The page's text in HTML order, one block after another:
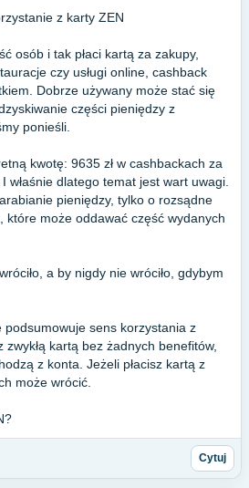
z karty ZEN
osób i tak płaci kartą za zakupy,
czy usługi online, cashback
Dobrze używany może stać się
części pieniędzy z
ponieśli.
kwotę: 9635 zł w cashbackach za
właśnie dlatego temat jest wart uwagi.
pieniędzy, tylko o rozsądne
które może oddawać część wydanych
a by nigdy nie wróciło, gdybym
podsumowuje sens korzystania z
zwykłą kartą bez żadnych benefitów,
z konta. Jeżeli płacisz kartą z
może wrócić.
Cytuj